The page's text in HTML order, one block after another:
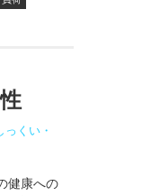
っくい・
健康への